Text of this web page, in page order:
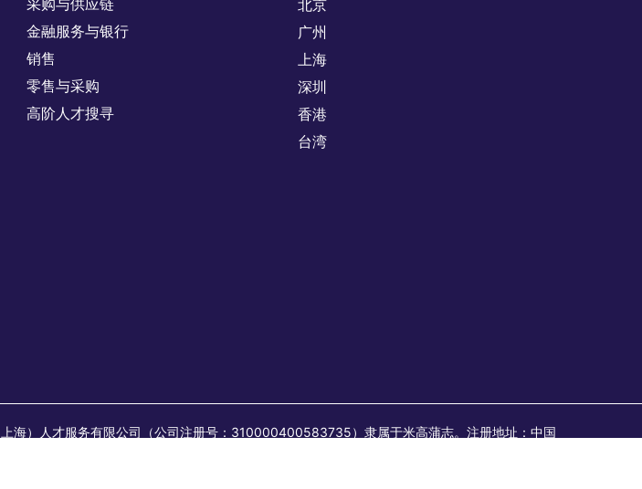
采购与供应链
金融服务与银行
销售
零售与采购
高阶人才搜寻
北京
广州
上海
深圳
香港
台湾
）人才服务有限公司（公司注册号：310000400583735）隶属于米高蒲志。注册地址：中国